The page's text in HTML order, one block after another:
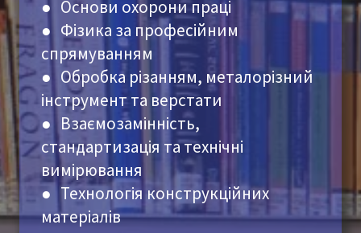
● Основи охорони праці
● Фізика за професійним
спрямуванням
● Обробка різанням, металорізний
інструмент та верстати
● Взаємозамінність,
стандартизація та технічні
вимірювання
● Технологія конструкційних
матеріалів